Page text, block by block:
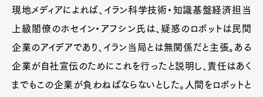
現地メディアによれば、イラン科学技術・知識基盤経済担当
上級閣僚のホセイン・アフシン氏は、疑惑のロボットは民間
企業のアイデアであり、イラン当局とは無関係だと主張。ある
企業が自社宣伝のためにこれを行ったと説明し、責任はあく
までもこの企業が負わねばならないとした。人間をロボットと